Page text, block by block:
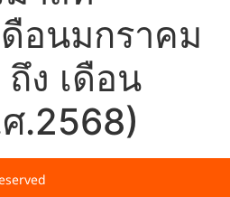
อนมกราคม
ง เดือน
.2568)